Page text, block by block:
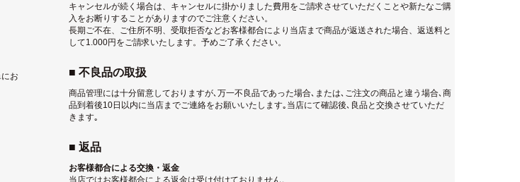
お
キャンセルが続く場合は、キャンセルに掛かりました費用をご請求させていただくことや新たなご購
入をお断りすることがありますのでご注意ください。
長期ご不在、ご住所不明、受取拒否などお客様都合により当店まで商品が返送された場合、返送料と
して1.000円をご請求いたします。予めご了承ください。
■ 不良品の取扱
商品管理には十分留意しておりますが､万一不良品であった場合､または､ご注文の商品と違う場合､商
品到着後10日以内に当店までご連絡をお願いいたします｡当店にて確認後､良品と交換させていただ
きます｡
■ 返品
お客様都合による交換・返金
当店ではお客様都合による返金は受け付けておりません。